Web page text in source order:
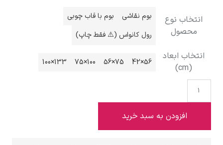
ادوارد هاپر
ادگار دگا
بوم نقاشی
بوم با قاب چوبی
رول کانواس (⚠️ فقط چاپ)
56×42
100×75
133×100
به سبد خرید